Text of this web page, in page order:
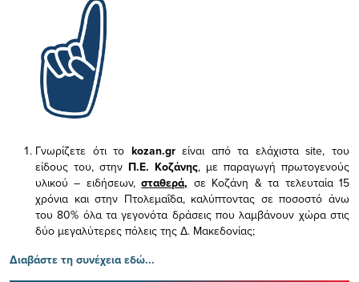
Γνωρίζετε ότι το kozan.gr είναι από τα ελάχισταsite, του
είδους του, στην Π.Ε. Κοζάνης, με παραγωγή πρωτογενούς
υλικού – ειδήσεων,σταθερά, σε Κοζάνη & τα τελευταία 15
χρόνια και στην Πτολεμαΐδα, καλύπτοντας σε ποσοστό άνω
του 80% όλα τα γεγονότα δράσεις που λαμβάνουν χώρα στις
δύο μεγαλύτερες πόλεις της Δ. Μακεδονίας;
Διαβάστε τη συνέχεια εδώ...